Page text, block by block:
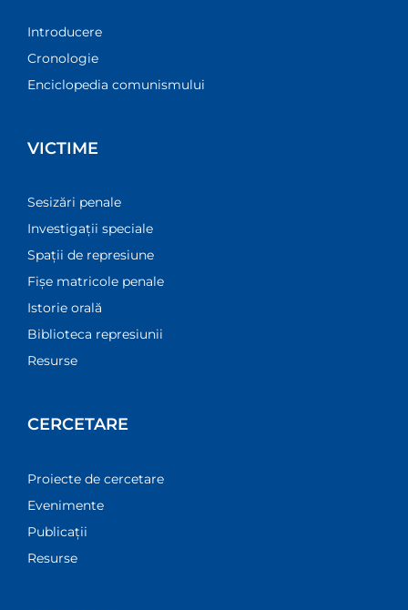
Introducere
Cronologie
Enciclopedia comunismului
VICTIME
Sesizări penale
Investigații speciale
Spații de represiune
Fișe matricole penale
Istorie orală
Biblioteca represiunii
Resurse
CERCETARE
Proiecte de cercetare
Evenimente
Publicații
Resurse